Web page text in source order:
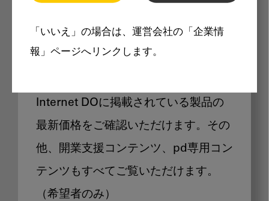
「いいえ」の場合は、運営会社の「企業情
報」ページへリンクします。
製品価格も閲覧可能
Internet DOに掲載されている製品の
最新価格をご確認いただけます。その
他、開業支援コンテンツ、pd専用コン
テンツもすべてご覧いただけます。
（希望者のみ）